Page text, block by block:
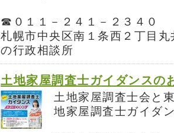
☎０１１－２４１－２３４０
札幌市中央区南１条西２丁目
の行政相談所
土地家屋調査士ガイダンスの
土地家屋調査士会と
地家屋調査士ガイダ